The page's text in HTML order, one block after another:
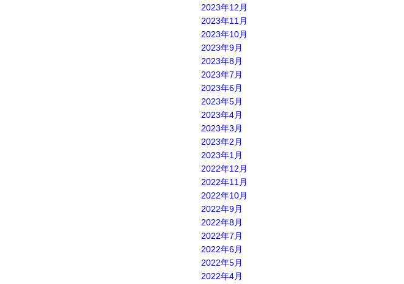
2023年12月
2023年11月
2023年10月
2023年9月
2023年8月
2023年7月
2023年6月
2023年5月
2023年4月
2023年3月
2023年2月
2023年1月
2022年12月
2022年11月
2022年10月
2022年9月
2022年8月
2022年7月
2022年6月
2022年5月
2022年4月